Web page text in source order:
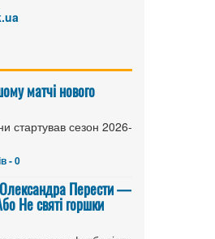
матчі нового
стартував сезон 2026-
- 0
Перести —
Не святі горшки